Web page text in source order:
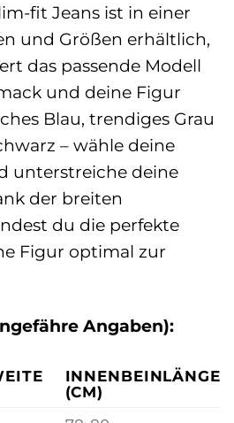
fit Jeans ist in einer
und Größen erhältlich,
das passende Modell
und deine Figur
Blau, trendiges Grau
– wähle deine
unterstreiche deine
der breiten
du die perfekte
Figur optimal zur
Angaben):
INNENBEINLÄNGE
(CM)